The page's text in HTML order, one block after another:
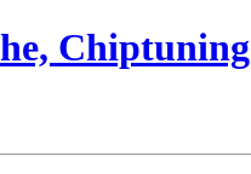
Chiptuning